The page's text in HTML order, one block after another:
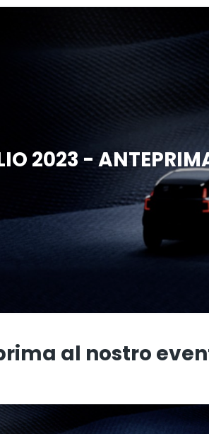
2023 -
al nostro